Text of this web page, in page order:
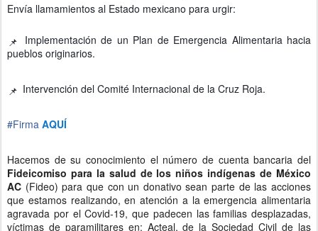
Envía llamamientos al Estado mexicano para urgir:
📌 Implementación de un Plan de Emergencia Alimentaria hacia
pueblos originarios.
📌 Intervención del Comité Internacional de la Cruz Roja.
#Firma AQUÍ
Hacemos de su conocimiento el número de cuenta bancaria del
Fideicomiso para la salud de los niños indígenas de México
AC (Fideo) para que con un donativo sean parte de las acciones
que estamos realizando, en atención a la emergencia alimentaria
agravada por el Covid-19, que padecen las familias desplazadas,
víctimas de paramilitares en: Acteal, de la Sociedad Civil de las